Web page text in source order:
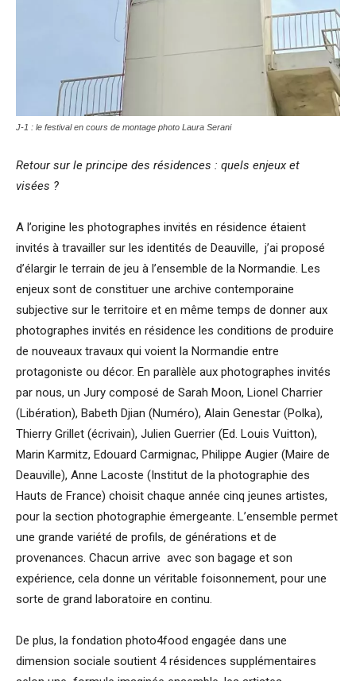
J-1 : le festival en cours de montage photo Laura Serani
Retour sur le principe des résidences : quels enjeux et
visées ?
A l’origine les photographes invités en résidence étaient
invités à travailler sur les identités de Deauville, j’ai proposé
d’élargir le terrain de jeu à l’ensemble de la Normandie. Les
enjeux sont de constituer une archive contemporaine
subjective sur le territoire et en même temps de donner aux
photographes invités en résidence les conditions de produire
de nouveaux travaux qui voient la Normandie entre
protagoniste ou décor. En parallèle aux photographes invités
par nous, un Jury composé de Sarah Moon, Lionel Charrier
(Libération), Babeth Djian (Numéro), Alain Genestar (Polka),
Thierry Grillet (écrivain), Julien Guerrier (Ed. Louis Vuitton),
Marin Karmitz, Edouard Carmignac, Philippe Augier (Maire de
Deauville), Anne Lacoste (Institut de la photographie des
Hauts de France) choisit chaque année cinq jeunes artistes,
pour la section photographie émergeante. L’ensemble permet
une grande variété de profils, de générations et de
provenances. Chacun arrive avec son bagage et son
expérience, cela donne un véritable foisonnement, pour une
sorte de grand laboratoire en continu.
De plus, la fondation photo4food engagée dans une
dimension sociale soutient 4 résidences supplémentaires